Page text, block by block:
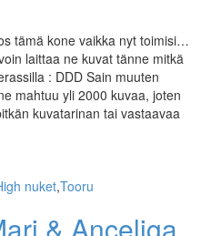
tämä kone vaikka nyt toimisi…
laittaa ne kuvat tänne mitkä
: DDD Sain muuten
mahtuu yli 2000 kuvaa, joten
kuvatarinan tai vastaavaa
nuket,Tooru